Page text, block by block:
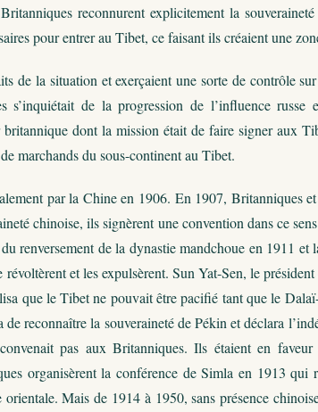
reconnurent explicitement la
pour entrer au Tibet, ce faisant ils créaient une
de la situation et exerçaient une sorte de contrôle
de la progression de l’influence
dont la mission était de faire signer aux
marchands du sous-continent au Tibet.
par la Chine en 1906. En 1907, Britanniques
chinoise, ils signèrent une convention dans ce
renversement de la dynastie mandchoue en 1911
révoltèrent et les expulsèrent. Sun Yat-Sen, le
que le Tibet ne pouvait être pacifié tant que le
de reconnaître la souveraineté de Pékin et déclara
pas aux Britanniques. Ils étaient en faveur
organisèrent la conférence de Simla en 1913
Mais de 1914 à 1950, sans présence